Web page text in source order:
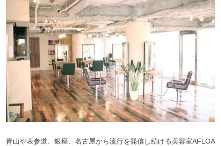
青山や表参道、銀座、名古屋から流行を発信し続ける美容室AFLOA